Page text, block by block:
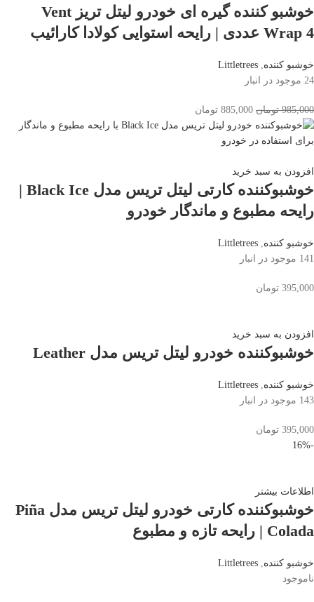
خوشبو کننده گیره ای خودرو لیتل تریز Vent
Wrap 4 عددی | رایحه استوایی کولادا کارائیب
خوشبو کننده,
Littletrees
24 موجود در انبار
985,000 تومان 885,000 تومان
افزودن به سبد خرید
خوشبوکننده کارتی لیتل تریس مدل Black Ice |
رایحه مطبوع و ماندگار خودرو
خوشبو کننده,
Littletrees
141 موجود در انبار
395,000 تومان
افزودن به سبد خرید
خوشبوکننده خودرو لیتل تریس مدل Leather
خوشبو کننده,
Littletrees
143 موجود در انبار
395,000 تومان
-16%
اطلاعات بیشتر
خوشبوکننده کارتی خودرو لیتل تریس مدل Piña
Colada | رایحه تازه و مطبوع
خوشبو کننده,
Littletrees
ناموجود